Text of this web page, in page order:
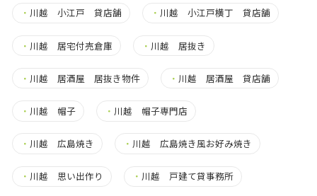
・ 川越 小江戸 貸店舗 ・ 川越 小江戸横丁 貸店舗
・ 川越 居宅付売倉庫 ・ 川越 居抜き
・ 川越 居酒屋 居抜き物件 ・ 川越 居酒屋 貸店舗
・ 川越 帽子 ・ 川越 帽子専門店
・ 川越 広島焼き ・ 川越 広島焼き風お好み焼き
・ 川越 思い出作り ・ 川越 戸建て貸事務所